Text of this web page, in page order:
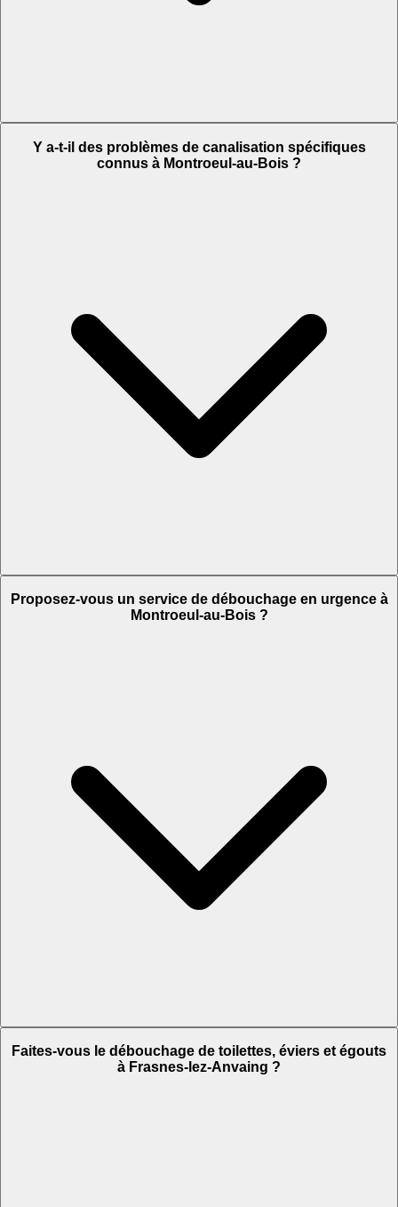
Y a-t-il des problèmes de canalisation spécifiques
connus à Montroeul-au-Bois ?
Proposez-vous un service de débouchage en urgence à
Montroeul-au-Bois ?
Faites-vous le débouchage de toilettes, éviers et égouts
à Frasnes-lez-Anvaing ?